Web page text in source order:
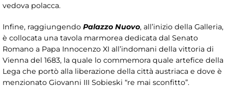
vedova polacca.
Infine, raggiungendo Palazzo Nuovo, all’inizio della Galleria,
è collocata una tavola marmorea dedicata dal Senato
Romano a Papa Innocenzo XI all’indomani della vittoria di
Vienna del 1683, la quale lo commemora quale artefice della
Lega che portò alla liberazione della città austriaca e dove è
menzionato Giovanni III Sobieski “re mai sconfitto”.